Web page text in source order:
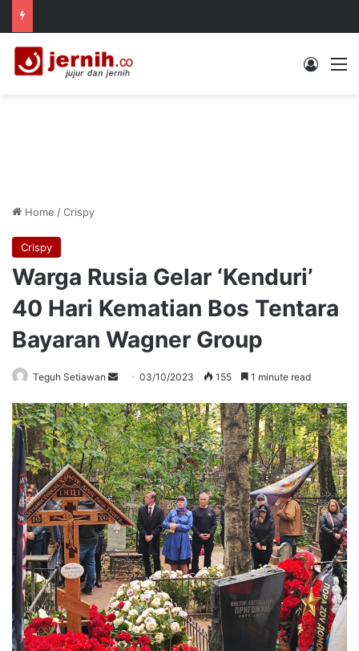
Log In
Home /Crispy
Crispy
Warga Rusia Gelar ‘Kenduri’
40 Hari Kematian Bos Tentara
Bayaran Wagner Group
Teguh Setiawan
Send
email
03/10/2023 155 1 minute read